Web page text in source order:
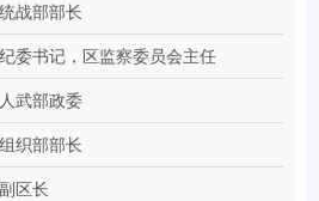
战部部长
委书记，区监察委员会主任
武部政委
织部部长
区长